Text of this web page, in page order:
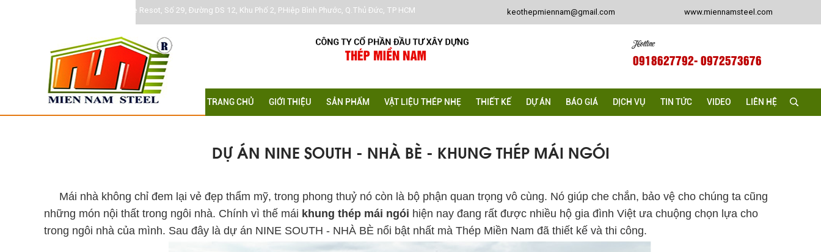
Khu DC Jamona Home Resot, Số 29, Đường DS 12, Khu Phố 2, P.Hiệp Bình Phước, Q.Thủ Đức, TP HCM keothepmiennam@gmail.com www.miennamsteel.com
Hotline
0918627792- 0972573676
TRANG CHỦ GIỚI THIỆU SẢN PHẨM VẬT LIỆU THÉP NHẸ THIẾT KẾ DỰ ÁN BÁO GIÁ DỊCH VỤ TIN TỨC VIDEO LIÊN HỆ
DỰ ÁN NINE SOUTH - NHÀ BÈ - KHUNG THÉP MÁI NGÓI
Mái nhà không chỉ đem lại vẻ đẹp thẩm mỹ, trong phong thuỷ nó còn là bộ phận quan trọng vô cùng. Nó giúp che chắn, bảo vệ cho chúng ta cũng
những món nội thất trong ngôi nhà. Chính vì thế mái khung thép mái ngói hiện nay đang rất được nhiều hộ gia đình Việt ưa chuộng chọn lựa cho
trong ngôi nhà của mình. Sau đây là dự án NINE SOUTH - NHÀ BÈ nổi bật nhất mà Thép Miền Nam đã thiết kế và thi công.